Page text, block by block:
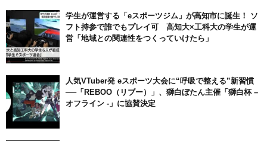
学生が運営する「eスポーツジム」が高知市に誕生！ ソ
フト持参で誰でもプレイ可 高知大×工科大の学生が運
営「地域との関連性をつくっていけたら」
人気VTuber発 eスポーツ大会に“呼吸で整える”新習慣
──「REBOO（リブー）」、獅白ぼたん主催「獅白杯 –
オフライン -」に協賛決定